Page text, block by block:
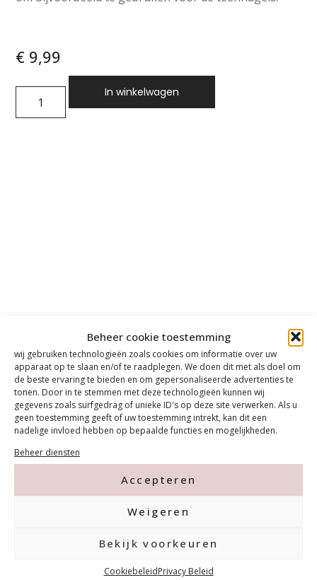
Beheer cookie toestemming
wij gebruiken technologieën zoals cookies om informatie over uw
apparaat op te slaan en/of te raadplegen. We doen dit met als doel om
de beste ervaring te bieden en om gepersonaliseerde advertenties te
tonen. Door in te stemmen met deze technologieën kunnen wij
gegevens zoals surfgedrag of unieke ID's op deze site verwerken. Als u
geen toestemming geeft of uw toestemming intrekt, kan dit een
nadelige invloed hebben op bepaalde functies en mogelijkheden.
Beheer diensten
Accepteren
Weigeren
Bekijk voorkeuren
CookiebeleidPrivacy Beleid
€ 9,99
In winkelwagen